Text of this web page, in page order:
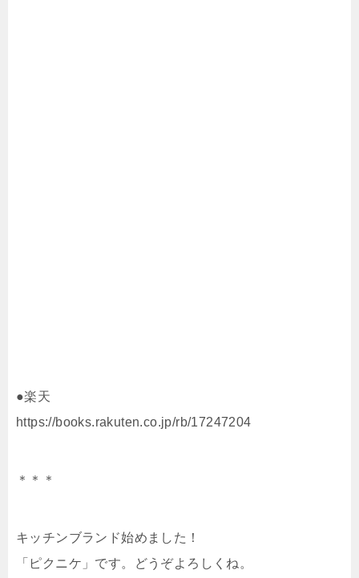
●楽天
https://books.rakuten.co.jp/rb/17247204
＊＊＊
キッチンブランド始めました！
「ピクニケ」です。どうぞよろしくね。